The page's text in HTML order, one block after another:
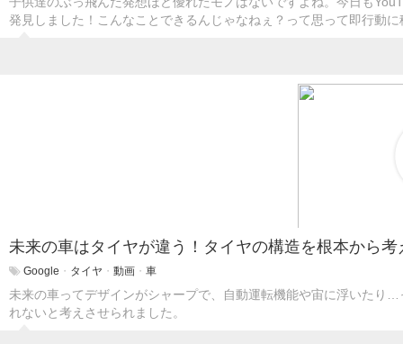
発見しました！こんなことできるんじゃなねぇ？って思って即行動
未来の車はタイヤが違う！タイヤの構造を根本から
Google ・ タイヤ ・ 動画 ・ 車
未来の車ってデザインがシャープで、自動運転機能や宙に浮いたり
れないと考えさせられました。